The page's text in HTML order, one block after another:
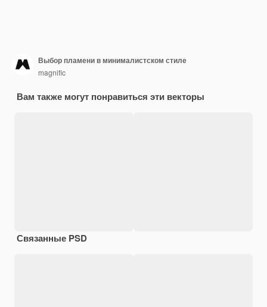
Выбор пламени в минималистском стиле
magnific
Вам также могут понравиться эти векторы
Связанные PSD